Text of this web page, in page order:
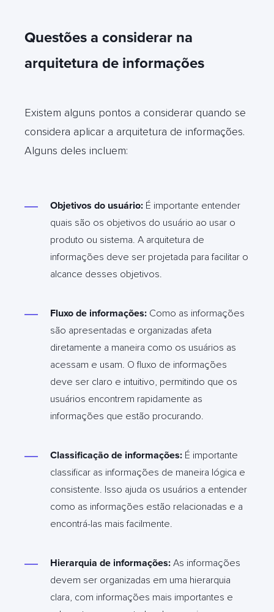
Questões a considerar na
arquitetura de informações
Existem alguns pontos a considerar quando se
considera aplicar a arquitetura de informações.
Alguns deles incluem:
Objetivos do usuário: É importante entender
quais são os objetivos do usuário ao usar o
produto ou sistema. A arquitetura de
informações deve ser projetada para facilitar o
alcance desses objetivos.
Fluxo de informações: Como as informações
são apresentadas e organizadas afeta
diretamente a maneira como os usuários as
acessam e usam. O fluxo de informações
deve ser claro e intuitivo, permitindo que os
usuários encontrem rapidamente as
informações que estão procurando.
Classificação de informações: É importante
classificar as informações de maneira lógica e
consistente. Isso ajuda os usuários a entender
como as informações estão relacionadas e a
encontrá-las mais facilmente.
Hierarquia de informações: As informações
devem ser organizadas em uma hierarquia
clara, com informações mais importantes e